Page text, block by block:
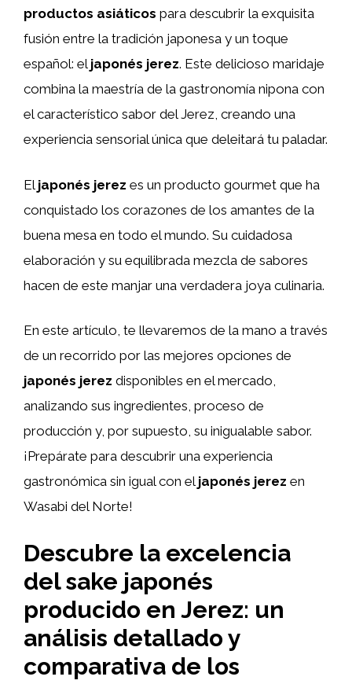
productos asiáticos para descubrir la exquisita
fusión entre la tradición japonesa y un toque
español: el japonés jerez. Este delicioso maridaje
combina la maestría de la gastronomía nipona con
el característico sabor del Jerez, creando una
experiencia sensorial única que deleitará tu paladar.
El japonés jerez es un producto gourmet que ha
conquistado los corazones de los amantes de la
buena mesa en todo el mundo. Su cuidadosa
elaboración y su equilibrada mezcla de sabores
hacen de este manjar una verdadera joya culinaria.
En este artículo, te llevaremos de la mano a través
de un recorrido por las mejores opciones de
japonés jerez disponibles en el mercado,
analizando sus ingredientes, proceso de
producción y, por supuesto, su inigualable sabor.
¡Prepárate para descubrir una experiencia
gastronómica sin igual con el japonés jerez en
Wasabi del Norte!
Descubre la excelencia
del sake japonés
producido en Jerez: un
análisis detallado y
comparativa de los